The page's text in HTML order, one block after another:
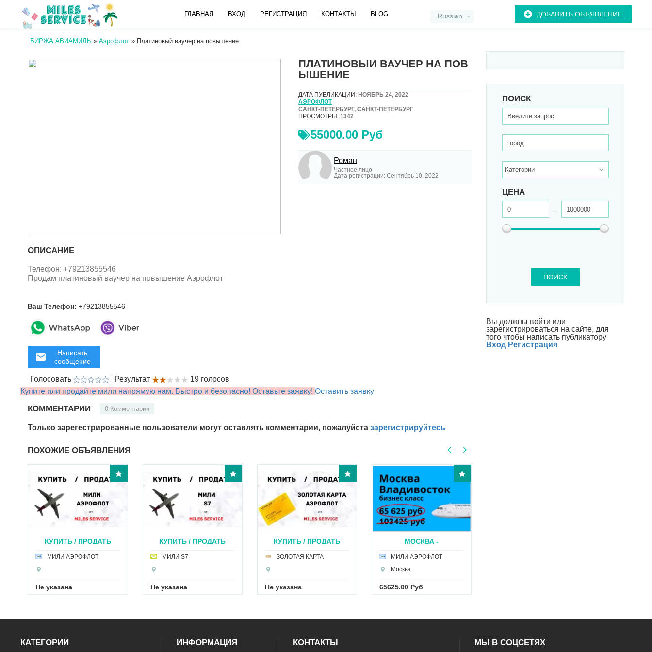
ГЛАВНАЯ ВХОД РЕГИСТРАЦИЯ КОНТАКТЫ BLOG Russian ДОБАВИТЬ ОБЪЯВЛЕНИЕ
БИРЖА АВИАМИЛЬ » Аэрофлот » Платиновый ваучер на повышение
ПОИСК
ЦЕНА
ПОИСК
ПЛАТИНОВЫЙ ВАУЧЕР НА ПОВ
ЫШЕНИЕ
ДАТА ПУБЛИКАЦИИ: НОЯБРЬ 24, 2022
АЭРОФЛОТ
САНКТ-ПЕТЕРБУРГ, САНКТ-ПЕТЕРБУРГ
ПРОСМОТРЫ: 1342
55000.00 Руб
Роман
Частное лицо
Дата регистрации: Сентябрь 10, 2022
ОПИСАНИЕ
Телефон: +79213855546
Продам платиновый ваучер на повышение Аэрофлот
Ваш Телефон: +79213855546
Написать
сообщение
Голосовать Результат
19 голосов
Купите или продайте мили напрямую нам. Быстро и безопасно! Оставьте заявку! Оставить заявку
КОММЕНТАРИИ 0 Комментарии
Только зарегестрированные пользователи могут оставлять комментарии, пожалуйста зарегистрируйтесь
ПОХОЖИЕ ОБЪЯВЛЕНИЯ
КУПИТЬ / ПРОДАТЬ
МИЛИ S7
КУПИТЬ / ПРОДАТЬ
МОСКВА -
КУПИТЬ / ПРОДАТЬ
МИЛИ АЭРОФЛОТ
Вы должны войти или
зарегистрироваться на сайте, для
того чтобы написать публикатору
Вход Регистрация
КАТЕГОРИИ ИНФОРМАЦИЯ КОНТАКТЫ МЫ В СОЦСЕТЯХ